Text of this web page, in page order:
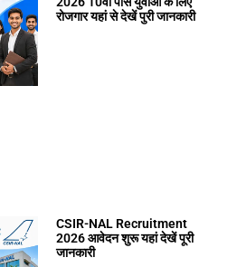
रोजगार यहां से देखें पुरी जानकारी
CSIR-NAL Recruitment
2026 आवेदन शुरू यहां देखें पूरी
जानकारी